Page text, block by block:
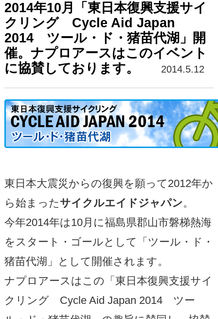
2014年10月「東日本復興支援サイ
クリング Cycle Aid Japan
2014 ツール・ド・猪苗代湖」開
催。ナプロアースはこのイベント
に協賛しております。
2014.5.12
東日本大震災からの復興を願って2012年か
ら始まった サイクルエイドジャパン。
今年2014年は10月に福島県郡山市磐梯熱海
をスタート・ゴールとして「ツール・ド・
猪苗代湖」として開催されます。
ナプロアースはこの「東日本復興支援サイ
クリング Cycle Aid Japan 2014 ツー